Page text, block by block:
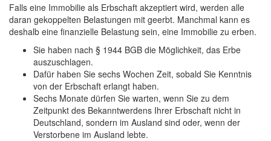
Falls eine Immobilie als Erbschaft akzeptiert wird, werden alle
daran gekoppelten Belastungen mit geerbt. Manchmal kann es
deshalb eine finanzielle Belastung sein, eine Immobilie zu erben.
Sie haben nach § 1944 BGB die Möglichkeit, das Erbe
auszuschlagen.
Dafür haben Sie sechs Wochen Zeit, sobald Sie Kenntnis
von der Erbschaft erlangt haben.
Sechs Monate dürfen Sie warten, wenn Sie zu dem
Zeitpunkt des Bekanntwerdens Ihrer Erbschaft nicht in
Deutschland, sondern im Ausland sind oder, wenn der
Verstorbene im Ausland lebte.